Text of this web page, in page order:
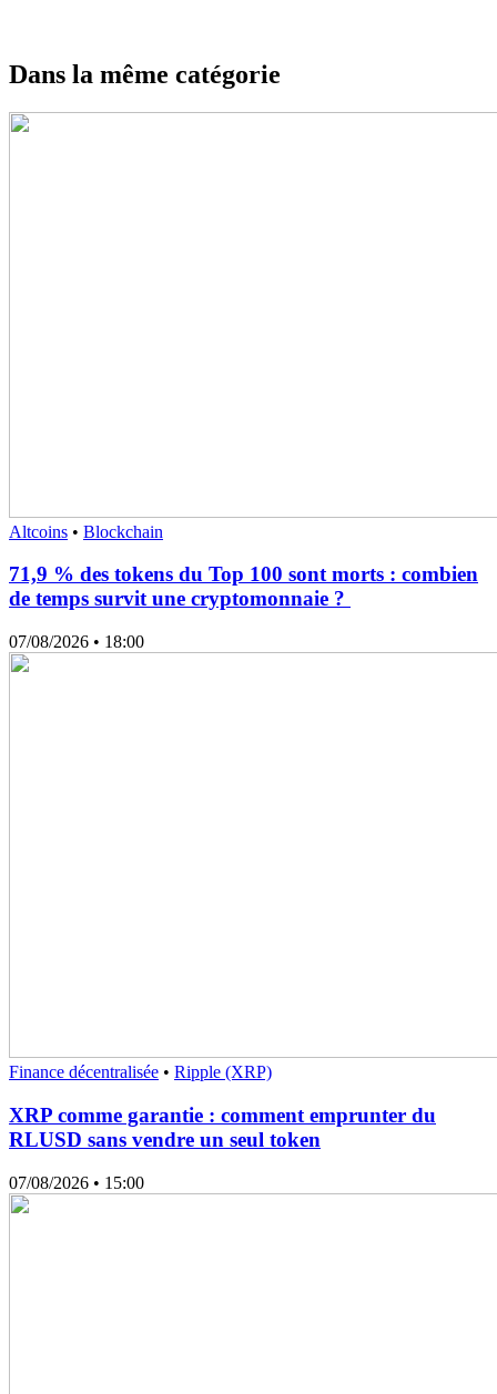
Dans la même catégorie
Altcoins • Blockchain
71,9 % des tokens du Top 100 sont morts : combien
de temps survit une cryptomonnaie ?
07/08/2026 • 18:00
Finance décentralisée • Ripple (XRP)
XRP comme garantie : comment emprunter du
RLUSD sans vendre un seul token
07/08/2026 • 15:00